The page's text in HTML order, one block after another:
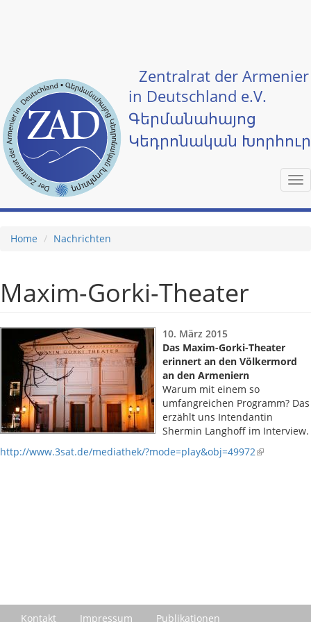
Zentralrat der Armenier
in Deutschland e.V.
Գերմանահայոց
Կեդրոնական
Home Nachrichten
Maxim-Gorki-Theater
10. März 2015
Das Maxim-Gorki-Theater
erinnert an den Völkermord
an den Armeniern
Warum mit einem so
umfangreichen Programm? Das
erzählt uns Intendantin
Shermin Langhoff im Interview.
http://www.3sat.de/mediathek/?mode=play&obj=49972
Kontakt Impressum Publikationen